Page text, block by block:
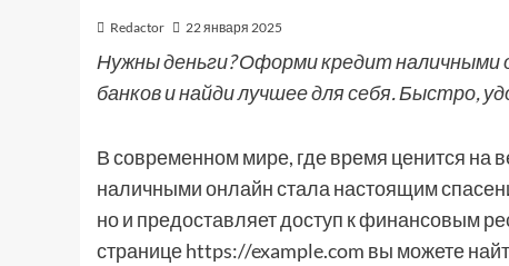
Redactor 22 января 2025
Нужны деньги? Оформи кредит наличными
банков и найди лучшее для себя. Быстро,
В современном мире, где время ценится на
наличными онлайн стала настоящим
но и предоставляет доступ к финансовым
странице https://example.com вы можете